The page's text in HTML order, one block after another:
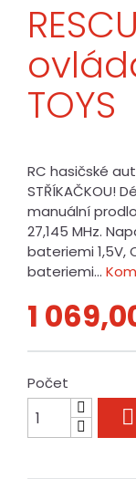
TOYS
RC hasičské
STŘÍKAČKOU!
manuální
27,145 MHz.
bateriemi 1,5V,
bateriemi...
1
Počet
